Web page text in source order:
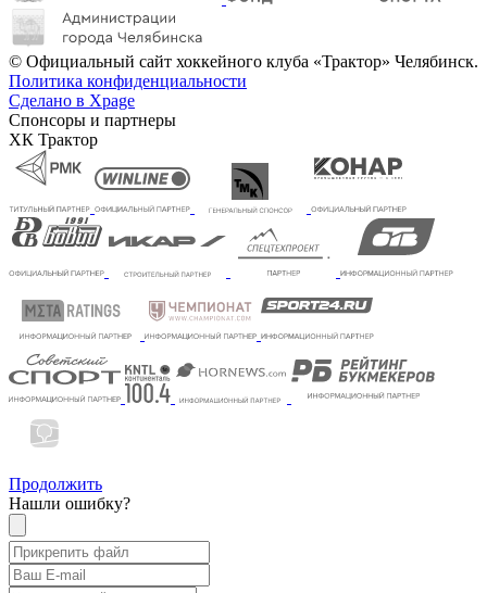
© Официальный сайт хоккейного клуба «Трактор» Челябинск.
Политика конфиденциальности
Сделано в Xpage
Спонсоры и партнеры
ХК Трактор
Продолжить
Нашли ошибку?